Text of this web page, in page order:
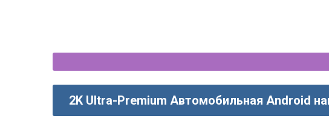
2K Ultra-Premium Автомобильная Android